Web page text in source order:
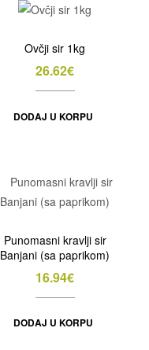
Ovčji sir 1kg
26.62€
DODAJ U KORPU
Punomasni kravlji sir
Banjani (sa paprikom)
16.94€
DODAJ U KORPU